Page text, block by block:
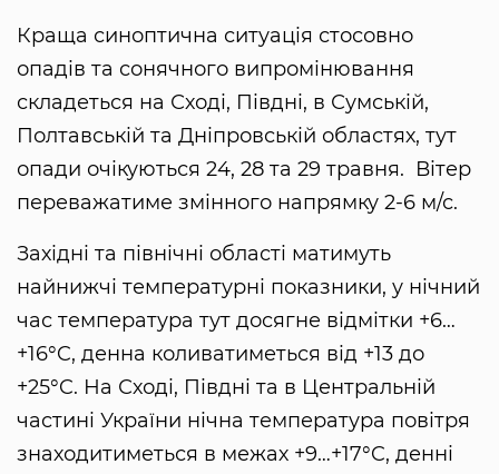
Краща синоптична ситуація стосовно
опадів та сонячного випромінювання
складеться на Сході, Півдні, в Сумській,
Полтавській та Дніпровській областях, тут
опади очікуються 24, 28 та 29 травня. Вітер
переважатиме змінного напрямку 2-6 м/с.
Західні та північні області матимуть
найнижчі температурні показники, у нічний
час температура тут досягне відмітки +6…
+16°C, денна коливатиметься від +13 до
+25°C. На Сході, Півдні та в Центральній
частині України нічна температура повітря
знаходитиметься в межах +9…+17°C, денні